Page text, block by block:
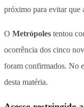
próximo para evitar que
O Metrópoles tentou
ocorrência dos cinco
foram confirmados. No
desta matéria.